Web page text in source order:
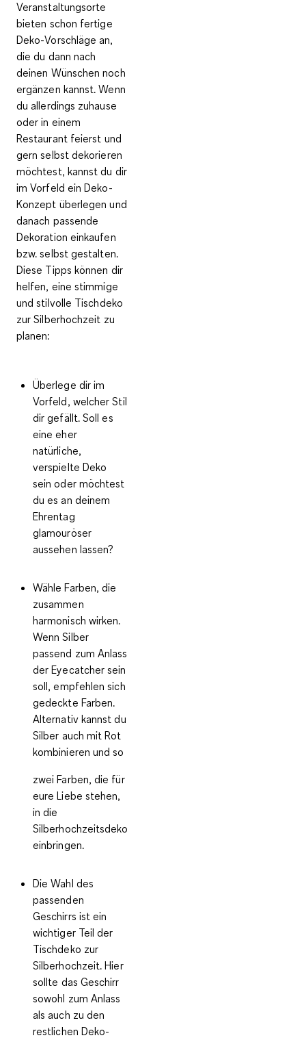
Veranstaltungsorte
bieten schon fertige
Deko-Vorschläge an,
die du dann nach
deinen Wünschen noch
ergänzen kannst. Wenn
du allerdings zuhause
oder in einem
Restaurant feierst und
gern selbst dekorieren
möchtest, kannst du dir
im Vorfeld ein Deko-
Konzept überlegen und
danach passende
Dekoration einkaufen
bzw. selbst gestalten.
Diese Tipps können dir
helfen, eine stimmige
und stilvolle Tischdeko
zur Silberhochzeit zu
planen:
Überlege dir im
Vorfeld, welcher Stil
dir gefällt. Soll es
eine eher
natürliche,
verspielte Deko
sein oder möchtest
du es an deinem
Ehrentag
glamouröser
aussehen lassen?
WähleFarben, die
zusammen
harmonisch wirken.
Wenn Silber
passend zum Anlass
der Eyecatcher sein
soll, empfehlen sich
gedeckte Farben.
Alternativ kannst du
Silber auch mit Rot
kombinieren und so
zwei Farben, die für
eure Liebe stehen,
in die
Silberhochzeitsdeko
einbringen.
Die Wahl des
passenden
Geschirrs ist ein
wichtiger Teil der
Tischdeko zur
Silberhochzeit. Hier
sollte das Geschirr
sowohl zum Anlass
als auch zu den
restlichen Deko-